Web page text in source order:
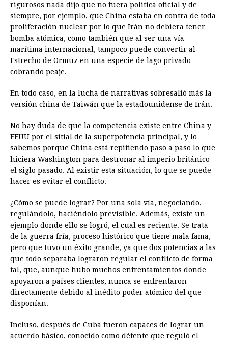
rigurosos nada dijo que no fuera politica oficial y de
siempre, por ejemplo, que China estaba en contra de toda
proliferación nuclear por lo que Irán no debiera tener
bomba atómica, como también que al ser una vía
marítima internacional, tampoco puede convertir al
Estrecho de Ormuz en una especie de lago privado
cobrando peaje.
En todo caso, en la lucha de narrativas sobresalió más la
versión china de Taiwán que la estadounidense de Irán.
No hay duda de que la competencia existe entre China y
EEUU por el sitial de la superpotencia principal, y lo
sabemos porque China está repitiendo paso a paso lo que
hiciera Washington para destronar al imperio británico
el siglo pasado. Al existir esta situación, lo que se puede
hacer es evitar el conflicto.
¿Cómo se puede lograr? Por una sola vía, negociando,
regulándolo, haciéndolo previsible. Además, existe un
ejemplo donde ello se logró, el cual es reciente. Se trata
de la guerra fría, proceso histórico que tiene mala fama,
pero que tuvo un éxito grande, ya que dos potencias a las
que todo separaba lograron regular el conflicto de forma
tal, que, aunque hubo muchos enfrentamientos donde
apoyaron a países clientes, nunca se enfrentaron
directamente debido al inédito poder atómico del que
disponían.
Incluso, después de Cuba fueron capaces de lograr un
acuerdo básico, conocido como détente que reguló el